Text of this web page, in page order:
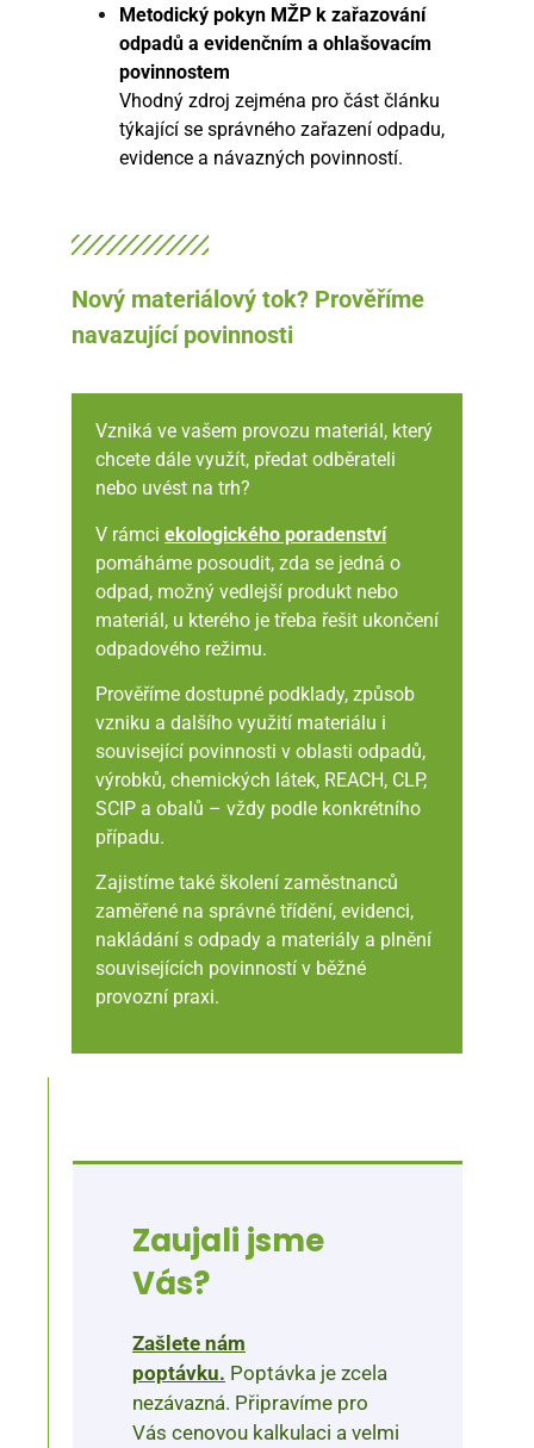
Metodický pokyn MŽP k zařazování
odpadů a evidenčním a ohlašovacím
povinnostem
Vhodný zdroj zejména pro část článku
týkající se správného zařazení odpadu,
evidence a návazných povinností.
Nový materiálový tok? Prověříme
navazující povinnosti
Vzniká ve vašem provozu materiál, který
chcete dále využít, předat odběrateli
nebo uvést na trh?
V rámci ekologického poradenství
pomáháme posoudit, zda se jedná o
odpad, možný vedlejší produkt nebo
materiál, u kterého je třeba řešit ukončení
odpadového režimu.
Prověříme dostupné podklady, způsob
vzniku a dalšího využití materiálu i
související povinnosti v oblasti odpadů,
výrobků, chemických látek, REACH, CLP,
SCIP a obalů – vždy podle konkrétního
případu.
Zajistíme také školení zaměstnanců
zaměřené na správné třídění, evidenci,
nakládání s odpady a materiály a plnění
souvisejících povinností v běžné
provozní praxi.
Zaujali jsme
Vás?
Zašlete nám
poptávku. Poptávka je zcela
nezávazná. Připravíme pro
Vás cenovou kalkulaci a velmi